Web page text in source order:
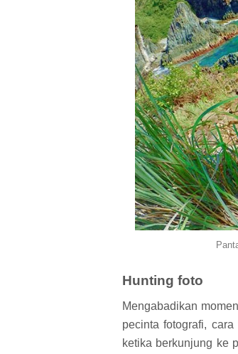
Hunting foto
Mengabadikan
pecinta fotografi,
ketika berkunjung ke